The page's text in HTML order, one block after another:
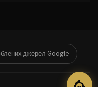
джерел Google